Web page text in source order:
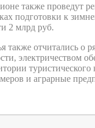
также проведут
подготовки к
2 млрд руб.
также отчитались о
электричеством
туристического
и аграрные